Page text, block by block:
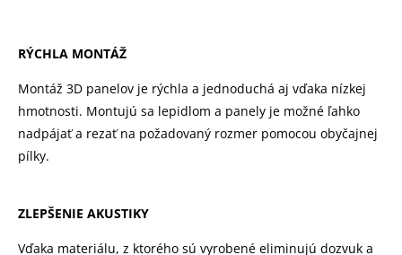
RÝCHLA MONTÁŽ
Montáž 3D panelov je rýchla a jednoduchá aj vďaka nízkej
hmotnosti. Montujú sa lepidlom a panely je možné ľahko
nadpájať a rezať na požadovaný rozmer pomocou obyčajnej
pílky.
ZLEPŠENIE AKUSTIKY
Vďaka materiálu, z ktorého sú vyrobené eliminujú dozvuk a